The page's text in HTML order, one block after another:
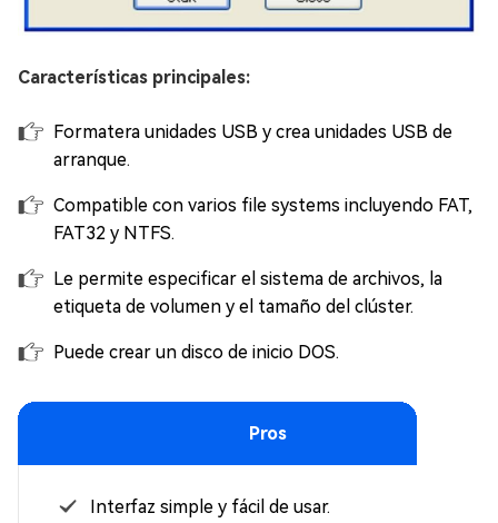
Características principales:
Formatera unidades USB y crea unidades USB de
arranque.
Compatible con varios file systems incluyendo FAT,
FAT32 y NTFS.
Le permite especificar el sistema de archivos, la
etiqueta de volumen y el tamaño del clúster.
Puede crear un disco de inicio DOS.
Pros
Interfaz simple y fácil de usar.